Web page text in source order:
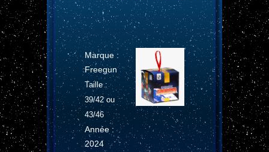
Marque :
Freegun
Taille :
39/42 ou
43/46
Année :
2024